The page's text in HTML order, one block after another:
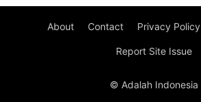
About Contact Privacy Policy
Report Site Issue
© Adalah Indonesia